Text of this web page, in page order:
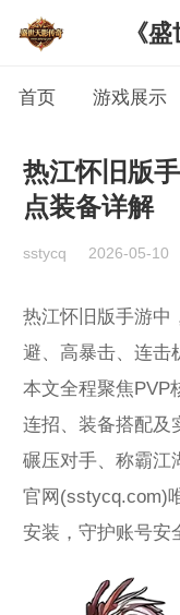
《
首页 游戏展示
热江怀旧版
点装备详解
sstycq 2026-05-10
热江怀旧版手游中
避、高暴击、连击
本文全程聚焦PVP
连招、装备搭配及
碾压对手、称霸江
官网(sstycq.com)
安装，守护账号安